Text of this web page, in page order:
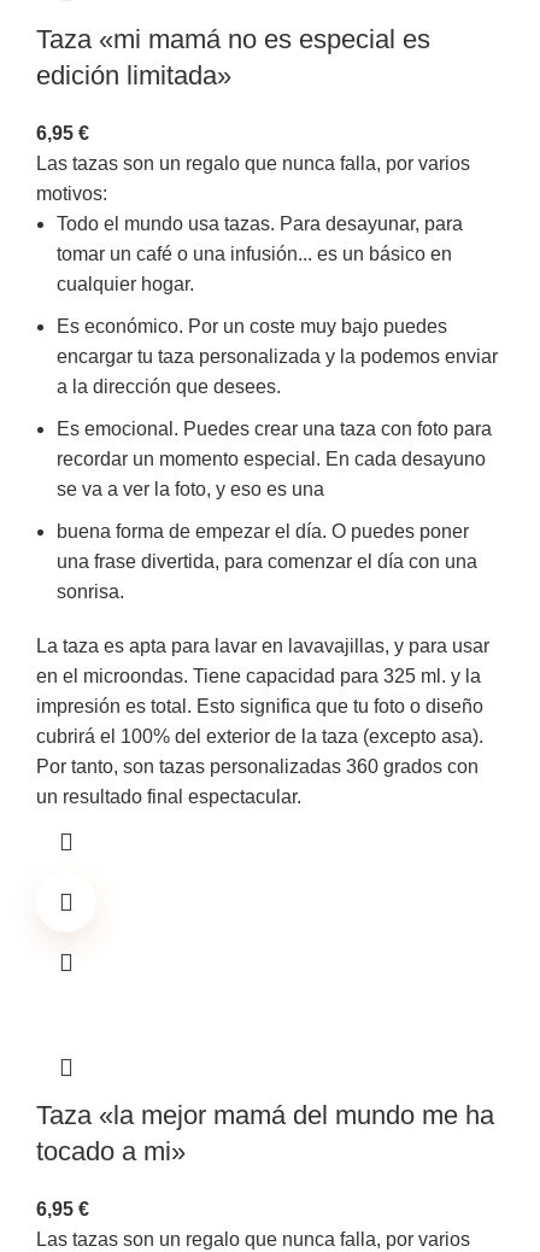
Taza «mi mamá no es especial es
edición limitada»
6,95 €
Las tazas son un regalo que nunca falla, por varios
motivos:
Todo el mundo usa tazas. Para desayunar, para
tomar un café o una infusión... es un básico en
cualquier hogar.
Es económico. Por un coste muy bajo puedes
encargar tu taza personalizada y la podemos enviar
a la dirección que desees.
Es emocional. Puedes crear una taza con foto para
recordar un momento especial. En cada desayuno
se va a ver la foto, y eso es una
buena forma de empezar el día. O puedes poner
una frase divertida, para comenzar el día con una
sonrisa.
La taza es apta para lavar en lavavajillas, y para usar
en el microondas. Tiene capacidad para 325 ml. y la
impresión es total. Esto significa que tu foto o diseño
cubrirá el 100% del exterior de la taza (excepto asa).
Por tanto, son tazas personalizadas 360 grados con
un resultado final espectacular.
Taza «la mejor mamá del mundo me ha
tocado a mi»
6,95 €
Las tazas son un regalo que nunca falla, por varios